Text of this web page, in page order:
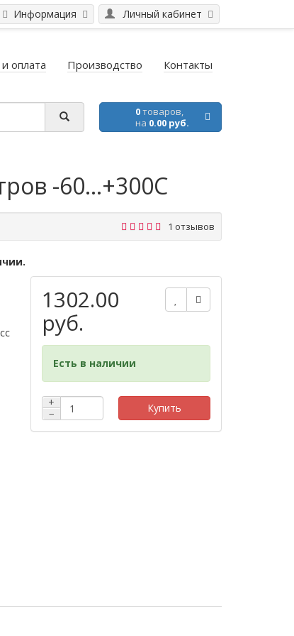
Личный кабинет
Информация
оплата Производство Контакты
0товаров,
на 0.00 руб.
-60...+300C
1 отзывов
1302.00
руб.
Есть в наличии
+
−
Купить